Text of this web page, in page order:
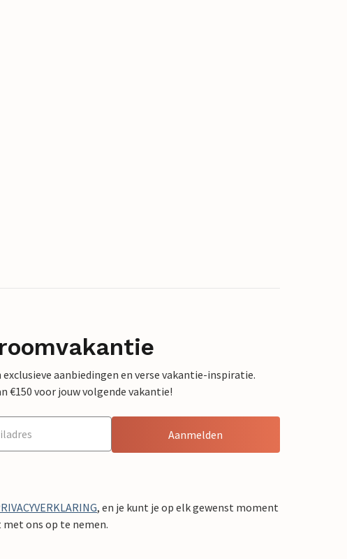
aanbiedingen en verse vakantie-inspiratie.
€150 voor jouw volgende vakantie!
Aanmelden
, en je kunt je op elk gewenst moment
ons op te nemen.